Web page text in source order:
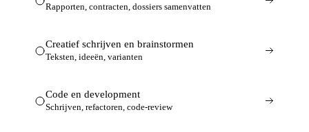
Rapporten, contracten, dossiers samenvatten
Creatief schrijven en brainstormen
Teksten, ideeën, varianten
Code en development
Schrijven, refactoren, code-review